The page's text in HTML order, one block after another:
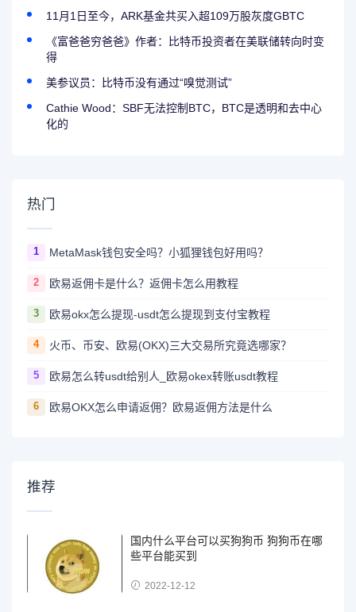
11月1日至今，ARK基金共买入超109万股灰度GBTC
《富爸爸穷爸爸》作者：比特币投资者在美联储转向时变
得
美参议员：比特币没有通过“嗅觉测试”
Cathie Wood：SBF无法控制BTC，BTC是透明和去中心
化的
热门
1 MetaMask钱包安全吗？小狐狸钱包好用吗？
2 欧易返佣卡是什么？返佣卡怎么用教程
3 欧易okx怎么提现-usdt怎么提现到支付宝教程
4 火币、币安、欧易(OKX)三大交易所究竟选哪家？
5 欧易怎么转usdt给别人_欧易okex转账usdt教程
6 欧易OKX怎么申请返佣？欧易返佣方法是什么
推荐
国内什么平台可以买狗狗币 狗狗币在哪
些平台能买到
2022-12-12